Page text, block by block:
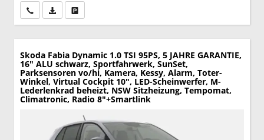
Wir rufen Sie anPDF-Datei, Fahrzeugexposé drucken
Skoda Fabia Dynamic 1.0 TSI 95PS, 5 JAHRE GARANTIE,
16" ALU schwarz, Sportfahrwerk, SunSet,
Parksensoren vo/hi, Kamera, Kessy, Alarm, Toter-
Winkel, Virtual Cockpit 10", LED-Scheinwerfer, M-
Lederlenkrad beheizt, NSW Sitzheizung, Tempomat,
Climatronic, Radio 8"+Smartlink